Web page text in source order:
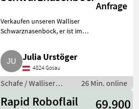
Anfrage
Verkaufen unseren Walliser
Schwarznasenbock, er ist im
Walliser Schwarznasenschafe
Julia Urstöger
4824 Gosau
Schafe / Walliser
26 Min. online
Rapid Roboflail
69.900